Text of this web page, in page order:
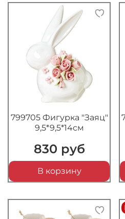
799705 Фигурка "Заяц"
9,5*9,5*14см
830 руб
В корзину